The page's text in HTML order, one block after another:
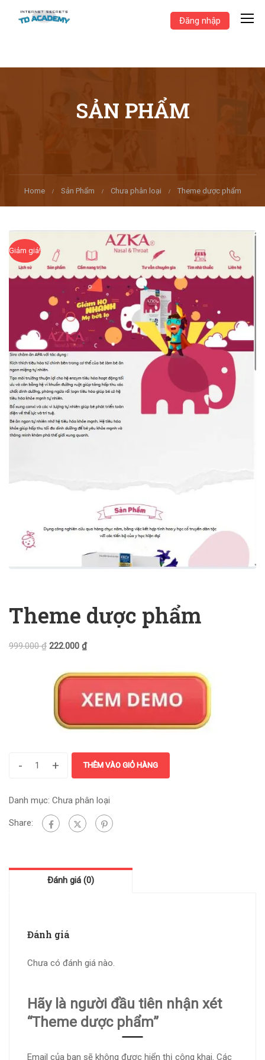
Đăng nhập
SẢN PHẨM
Home Sản Phẩm Chưa phân loại Theme dược phẩm
Giảm giá!
Theme dược phẩm
999.000₫ 222.000 ₫
- + THÊM VÀO GIỎ HÀNG
Danh mục: Chưa phân loại
Share:
Đánh giá (0)
Đánh giá
Chưa có đánh giá nào.
Hãy là người đầu tiên nhận xét
“Theme dược phẩm”
Email của bạn sẽ không được hiển thị công khai. Các